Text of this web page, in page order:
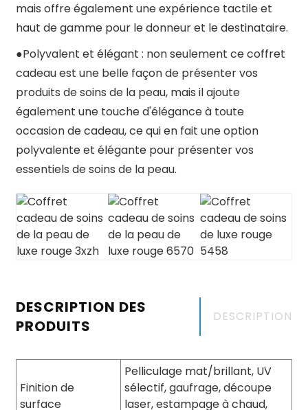
mais offre également une expérience tactile et
haut de gamme pour le donneur et le destinataire.
●Polyvalent et élégant : non seulement ce coffret
cadeau est une belle façon de présenter vos
produits de soins de la peau, mais il ajoute
également une touche d'élégance à toute
occasion de cadeau, ce qui en fait une option
polyvalente et élégante pour présenter vos
essentiels de soins de la peau.
DESCRIPTION DES
PRODUITS
DESCRIPTION
Finition de
surface
Pelliculage mat/brillant, UV
sélectif, gaufrage, découpe
laser, estampage à chaud,